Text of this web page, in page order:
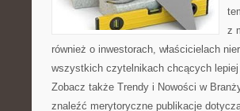
z
również o inwestorach, właścicielach
wszystkich czytelnikach chcących
Zobacz także Trendy i Nowości w
znaleźć merytoryczne publikacje